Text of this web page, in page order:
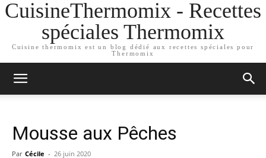
CuisineThermomix - Recettes
spéciales Thermomix
Cuisine thermomix est un blog dédié aux recettes spéciales pour
Thermomix
Mousse aux Pêches
Par Cécile - 26 juin 2020